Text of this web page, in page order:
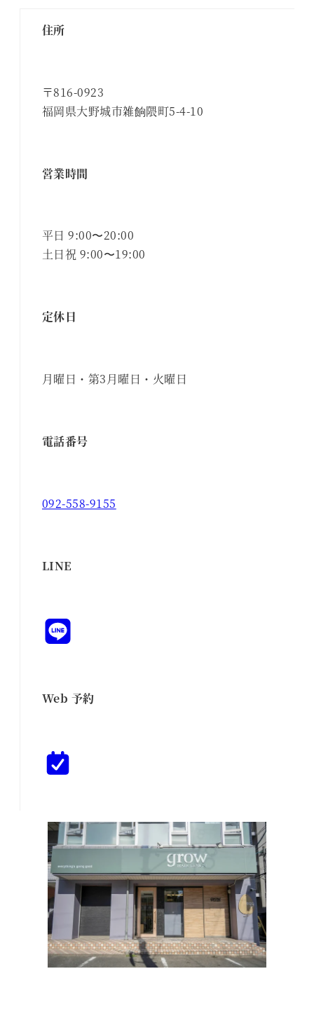
住所
〒816-0923
福岡県大野城市雑餉隈町5-4-10
営業時間
平日 9:00〜20:00
土日祝 9:00〜19:00
定休日
月曜日・第3月曜日・火曜日
電話番号
092-558-9155
LINE
Web 予約